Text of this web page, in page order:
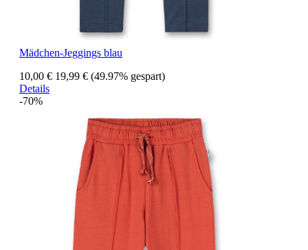
Mädchen-Jeggings blau
10,00 € 19,99 € (49.97% gespart)
Details
-70%